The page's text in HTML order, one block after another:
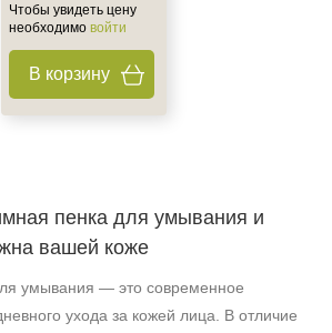
Чтобы увидеть цену
необходимо войти
В корзину
пенка для умывания и
вашей коже
умывания — это современное
ухода за кожей лица. В отличие